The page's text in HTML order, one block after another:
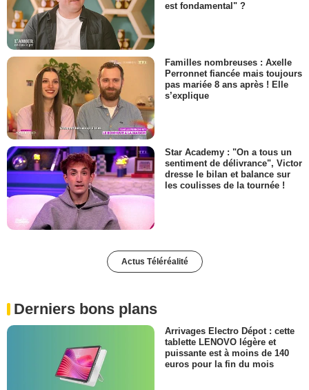
est fondamental" ?
Familles nombreuses : Axelle
Perronnet fiancée mais toujours
pas mariée 8 ans après ! Elle
s’explique
Star Academy : "On a tous un
sentiment de délivrance", Victor
dresse le bilan et balance sur
les coulisses de la tournée !
Actus Téléréalité
Derniers bons plans
Arrivages Electro Dépot : cette
tablette LENOVO légère et
puissante est à moins de 140
euros pour la fin du mois